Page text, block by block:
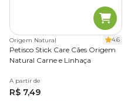
Origem Natural 4.6
Petisco Stick Care Cães Origem
Natural Carne e Linhaça
A partir de
R$ 7,49